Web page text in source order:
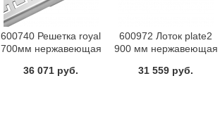
600740 Решетка royal
700мм нержавеющая
TECE
36 071 руб.
600972 Лоток plate2
900 мм нержавеющая
31 559 руб.